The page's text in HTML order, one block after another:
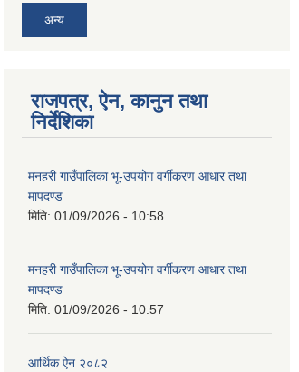
अन्य
राजपत्र, ऐन, कानुन तथा
निर्देशिका
मनहरी गाउँपालिका भू-उपयोग वर्गीकरण आधार तथा
मापदण्ड
मिति: 01/09/2026 - 10:58
मनहरी गाउँपालिका भू-उपयोग वर्गीकरण आधार तथा
मापदण्ड
मिति: 01/09/2026 - 10:57
आर्थिक ऐन २०८२